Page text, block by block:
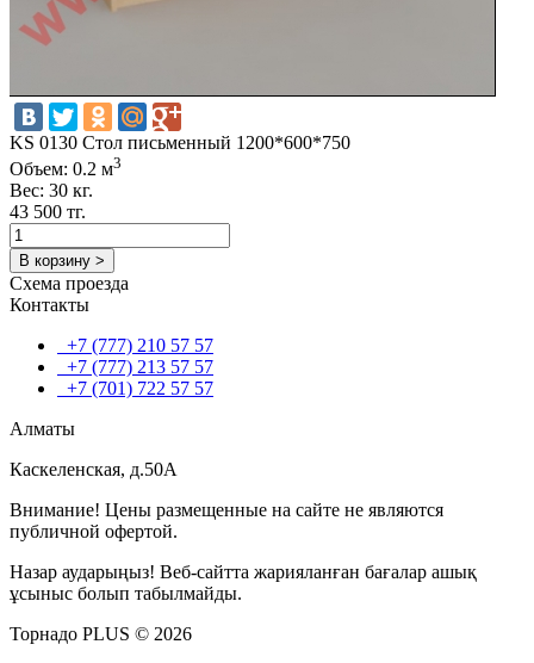
KS 0130 Стол письменный 1200*600*750
Объем: 0.2 м3
Вес: 30 кг.
43 500 тг.
В корзину >
Схема проезда
Контакты
+7 (777) 210 57 57
+7 (777) 213 57 57
+7 (701) 722 57 57
Алматы
Каскеленская, д.50А
Внимание! Цены размещенные на сайте не являются
публичной офертой.
Назар аударыңыз! Веб-сайтта жарияланған бағалар ашық
ұсыныс болып табылмайды.
Торнадо PLUS © 2026